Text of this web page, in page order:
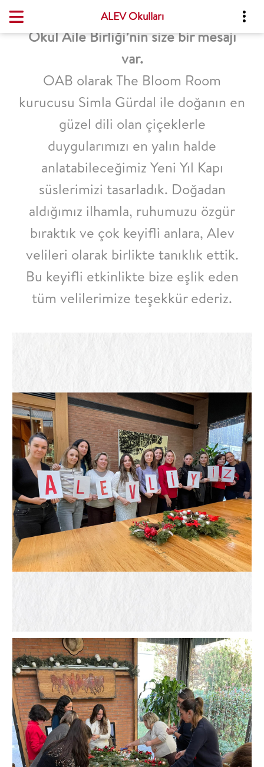
ALEV Okulları
Okul Aile Birliği’nin size bir mesajı
var.
OAB olarak The Bloom Room
kurucusu Simla Gürdal ile doğanın en
güzel dili olan çiçeklerle
duygularımızı en yalın halde
anlatabileceğimiz Yeni Yıl Kapı
süslerimizi tasarladık. Doğadan
aldığımız ilhamla, ruhumuzu özgür
bıraktık ve çok keyifli anlara, Alev
velileri olarak birlikte tanıklık ettik.
Bu keyifli etkinlikte bize eşlik eden
tüm velilerimize teşekkür ederiz.